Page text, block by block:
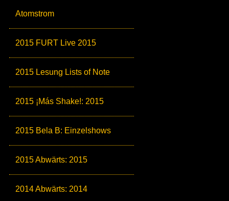
Atomstrom
2015 FURT Live 2015
2015 Lesung Lists of Note
2015 ¡Más Shake!: 2015
2015 Bela B: Einzelshows
2015 Abwärts: 2015
2014 Abwärts: 2014